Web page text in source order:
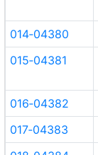
014‑04380
015‑04381
016‑04382
017‑04383